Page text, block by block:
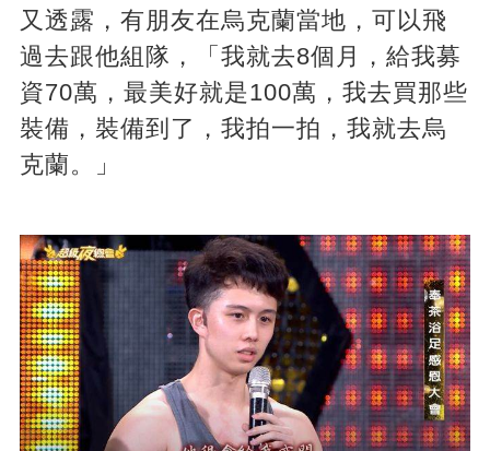
又透露，有朋友在烏克蘭當地，可以飛
過去跟他組隊，「我就去8個月，給我募
資70萬，最美好就是100萬，我去買那些
裝備，裝備到了，我拍一拍，我就去烏
克蘭。」